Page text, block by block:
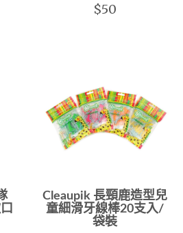
$50
Cleaupik 長頸鹿造型兒
童細滑牙線棒20支入/
袋裝